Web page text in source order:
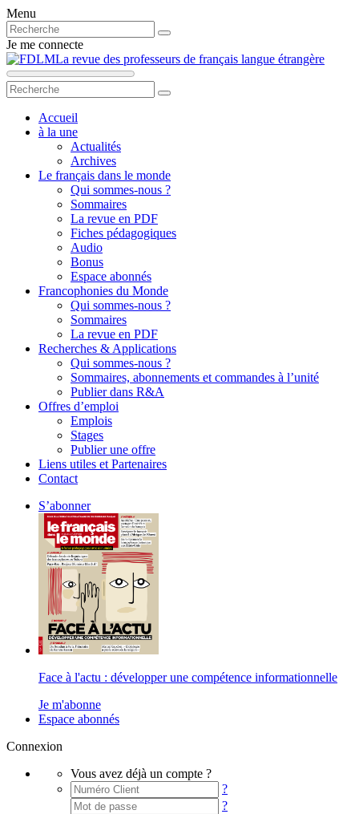
Menu
Je me connecte
La revue des professeurs de français langue étrangère
Accueil
à la une
Actualités
Archives
Le français dans le monde
Qui sommes-nous ?
Sommaires
La revue en PDF
Fiches pédagogiques
Audio
Bonus
Espace abonnés
Francophonies du Monde
Qui sommes-nous ?
Sommaires
La revue en PDF
Recherches & Applications
Qui sommes-nous ?
Sommaires, abonnements et commandes à l’unité
Publier dans R&A
Offres d’emploi
Emplois
Stages
Publier une offre
Liens utiles et Partenaires
Contact
S’abonner
Face à l'actu : développer une compétence informationnelle
Je m'abonne
Espace abonnés
Connexion
Vous avez déjà un compte ?
?
?